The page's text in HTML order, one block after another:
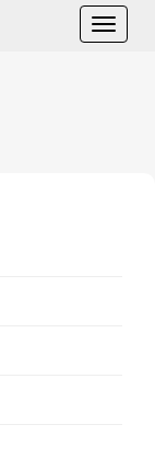
Toggle